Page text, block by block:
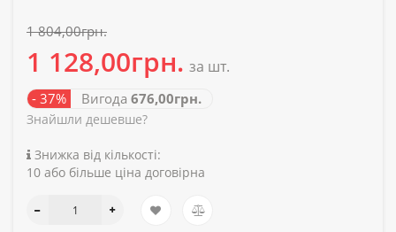
1 804,00грн.
1 128,00грн. за шт.
- 37% Вигода 676,00грн.
Знайшли дешевше?
Знижка від кількості:
10 або більше ціна договірна